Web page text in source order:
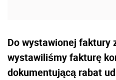
Do wystawionej faktury
wystawiliśmy fakturę
dokumentującą rabat